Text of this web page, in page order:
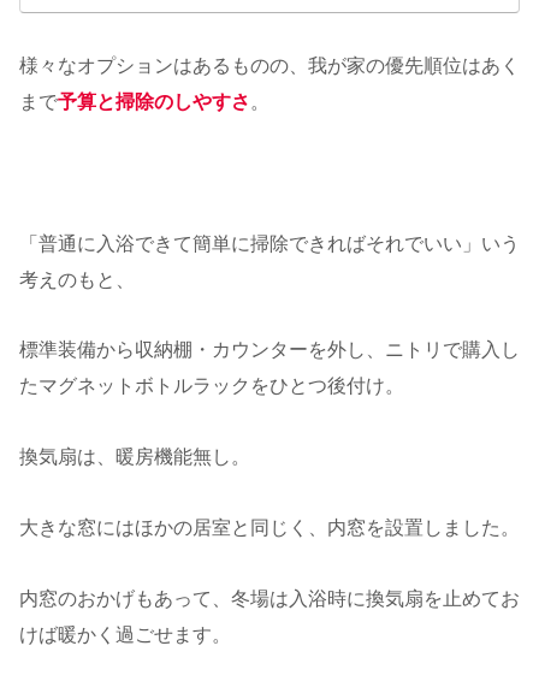
様々なオプションはあるものの、我が家の優先順位はあく
まで予算と掃除のしやすさ 。
「普通に入浴できて簡単に掃除できればそれでいい」いう
考えのもと、
標準装備から収納棚・カウンターを外し、ニトリで購入し
たマグネットボトルラックをひとつ後付け。
換気扇は、暖房機能無し。
大きな窓にはほかの居室と同じく、内窓を設置しました。
内窓のおかげもあって、冬場は入浴時に換気扇を止めてお
けば暖かく過ごせます。